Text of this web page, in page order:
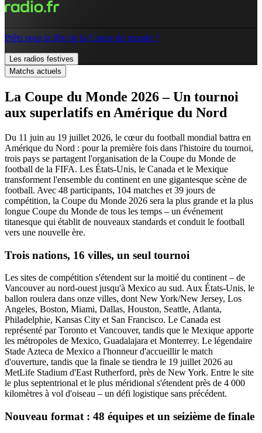
Prêts pour la fête de la Coupe du monde ?
Les radios festives
Matchs actuels
La Coupe du Monde 2026 – Un tournoi
aux superlatifs en Amérique du Nord
Du 11 juin au 19 juillet 2026, le cœur du football mondial battra en
Amérique du Nord : pour la première fois dans l'histoire du tournoi,
trois pays se partagent l'organisation de la Coupe du Monde de
football de la FIFA. Les États-Unis, le Canada et le Mexique
transforment l'ensemble du continent en une gigantesque scène de
football. Avec 48 participants, 104 matches et 39 jours de
compétition, la Coupe du Monde 2026 sera la plus grande et la plus
longue Coupe du Monde de tous les temps – un événement
titanesque qui établit de nouveaux standards et conduit le football
vers une nouvelle ère.
Trois nations, 16 villes, un seul tournoi
Les sites de compétition s'étendent sur la moitié du continent – de
Vancouver au nord-ouest jusqu'à Mexico au sud. Aux États-Unis, le
ballon roulera dans onze villes, dont New York/New Jersey, Los
Angeles, Boston, Miami, Dallas, Houston, Seattle, Atlanta,
Philadelphie, Kansas City et San Francisco. Le Canada est
représenté par Toronto et Vancouver, tandis que le Mexique apporte
les métropoles de Mexico, Guadalajara et Monterrey. Le légendaire
Stade Azteca de Mexico a l'honneur d'accueillir le match
d'ouverture, tandis que la finale se tiendra le 19 juillet 2026 au
MetLife Stadium d'East Rutherford, près de New York. Entre le site
le plus septentrional et le plus méridional s'étendent près de 4 000
kilomètres à vol d'oiseau – un défi logistique sans précédent.
Nouveau format : 48 équipes et un seizième de finale